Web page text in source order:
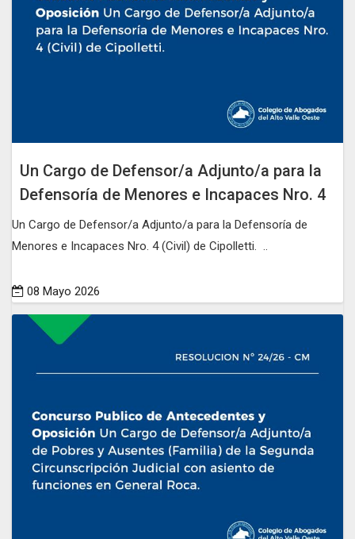
Un Cargo de Defensor/a Adjunto/a para la
Defensoría de Menores e Incapaces Nro. 4
Un Cargo de Defensor/a Adjunto/a para la Defensoría de
Menores e Incapaces Nro. 4 (Civil) de Cipolletti. ..
08 Mayo 2026